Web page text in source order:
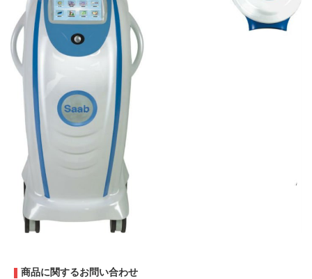
商品に関するお問い合わせ